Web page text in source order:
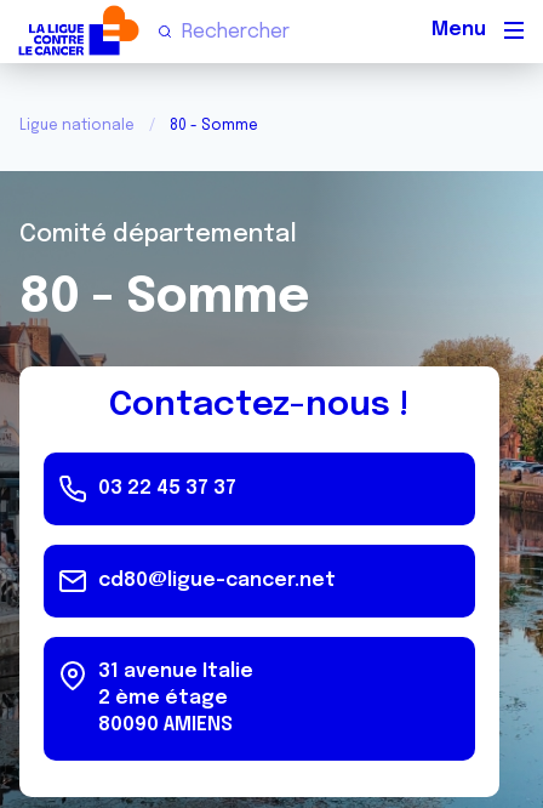
Ligue nationale 80 - Somme
Comité départemental
80 - Somme
Contactez-nous !
03 22 45 37 37
cd80@ligue-cancer.net
31 avenue Italie
2 ème étage
80090 AMIENS